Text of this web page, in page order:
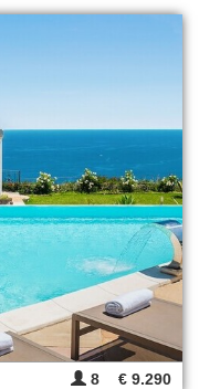
8 € 9.290